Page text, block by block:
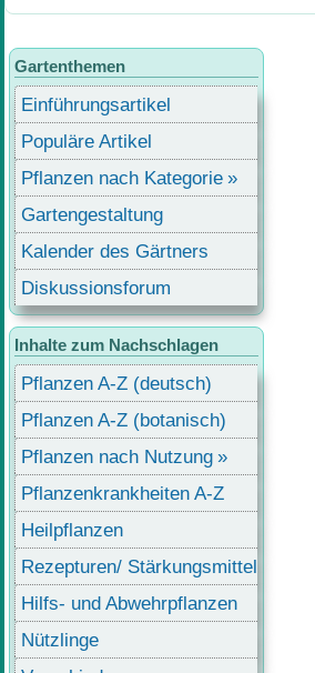
Gartenthemen
Einführungsartikel
Populäre Artikel
Pflanzen nach Kategorie
Gartengestaltung
Kalender des Gärtners
Diskussionsforum
Inhalte zum Nachschlagen
Pflanzen A-Z (deutsch)
Pflanzen A-Z (botanisch)
Pflanzen nach Nutzung
Pflanzenkrankheiten A-Z
Heilpflanzen
Rezepturen/ Stärkungsmittel
Hilfs- und Abwehrpflanzen
Nützlinge